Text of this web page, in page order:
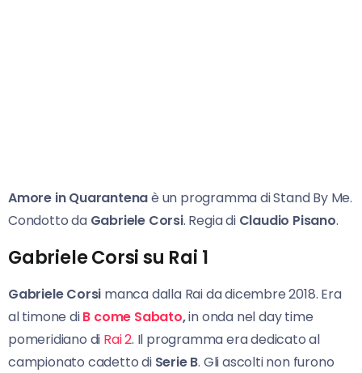
Amore in Quarantenaè un programma di Stand By Me.
Condotto da Gabriele Corsi. Regia diClaudio Pisano.
Gabriele Corsi su Rai 1
Gabriele Corsi manca dalla Rai da dicembre 2018. Era
al timone diB come Sabato,in onda nel day time
pomeridiano di Rai 2. Il programma era dedicato al
campionato cadetto di Serie B. Gli ascolti non furono